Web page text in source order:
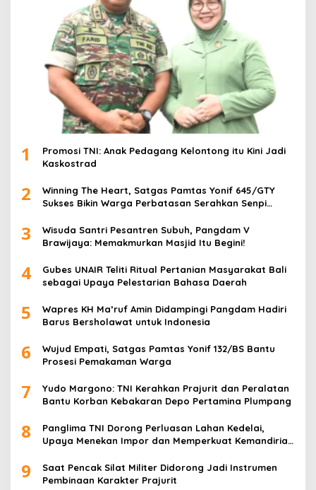
1
Promosi TNI: Anak Pedagang Kelontong itu Kini Jadi
Kaskostrad
2
Winning The Heart, Satgas Pamtas Yonif 645/GTY
Sukses Bikin Warga Perbatasan Serahkan Senpi
3
Wisuda Santri Pesantren Subuh, Pangdam V
Brawijaya: Memakmurkan Masjid Itu Begini!
4
Gubes UNAIR Teliti Ritual Pertanian Masyarakat Bali
sebagai Upaya Pelestarian Bahasa Daerah
5
Wapres KH Ma’ruf Amin Didampingi Pangdam Hadiri
Barus Bersholawat untuk Indonesia
6
Wujud Empati, Satgas Pamtas Yonif 132/BS Bantu
Prosesi Pemakaman Warga
7
Yudo Margono: TNI Kerahkan Prajurit dan Peralatan
Bantu Korban Kebakaran Depo Pertamina Plumpang
8
Panglima TNI Dorong Perluasan Lahan Kedelai,
Upaya Menekan Impor dan Memperkuat Kemandirian
9
Saat Pencak Silat Militer Didorong Jadi Instrumen
Pembinaan Karakter Prajurit